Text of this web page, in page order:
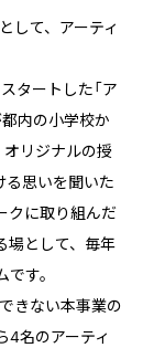
して、アーティ
タートした「ア
内の小学校か
リジナルの授
る思いを聞いた
クに取り組んだ
場として、毎年
す。
きない本事業の
4名のアーティ